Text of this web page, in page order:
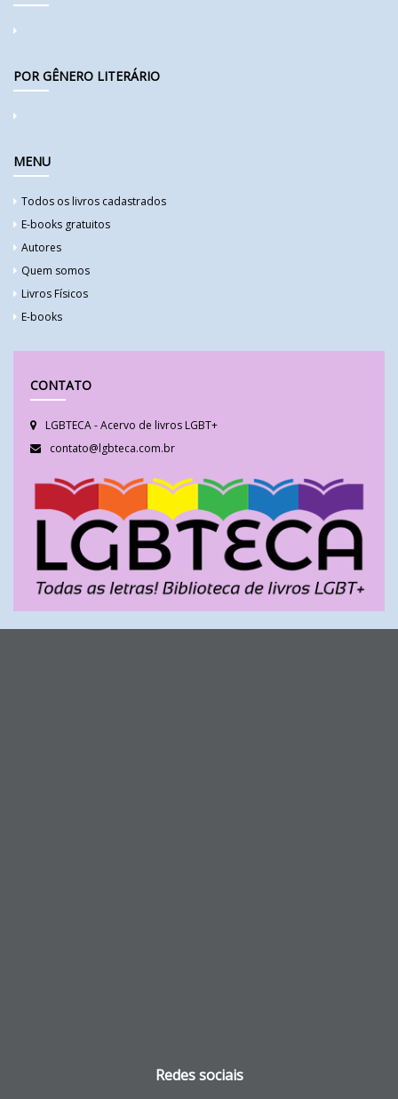
POR GÊNERO LITERÁRIO
MENU
Todos os livros cadastrados
E-books gratuitos
Autores
Quem somos
Livros Físicos
E-books
CONTATO
LGBTECA - Acervo de livros LGBT+
contato@lgbteca.com.br
Redes sociais